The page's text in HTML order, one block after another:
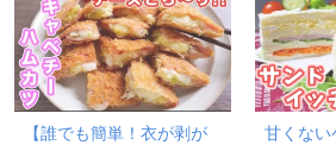
【誰でも簡単！衣が剥が
甘くない